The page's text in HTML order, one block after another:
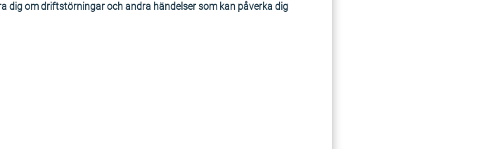
dig om driftstörningar och andra händelser som kan påverka dig